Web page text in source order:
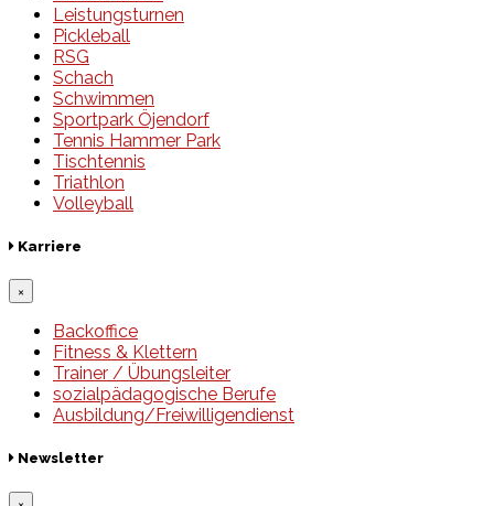
Leistungsturnen
Pickleball
RSG
Schach
Schwimmen
Sportpark Öjendorf
Tennis Hammer Park
Tischtennis
Triathlon
Volleyball
Karriere
×
Backoffice
Fitness & Klettern
Trainer / Übungsleiter
sozialpädagogische Berufe
Ausbildung/Freiwilligendienst
Newsletter